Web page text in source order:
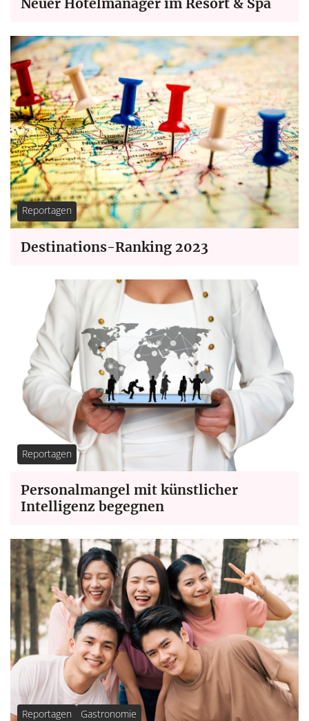
Neuer Hotelmanager im Resort & Spa
Reportagen
Destinations-Ranking 2023
Reportagen
Personalmangel mit künstlicher
Intelligenz begegnen
Reportagen Gastronomie